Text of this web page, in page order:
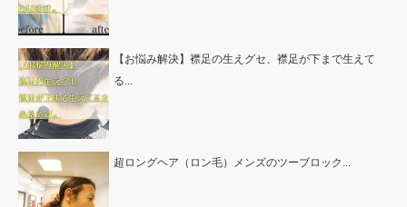
【お悩み解決】襟足の生えグセ、襟足が下まで生えて
る...
超ロングヘア（ロン毛）メンズのツーブロック...